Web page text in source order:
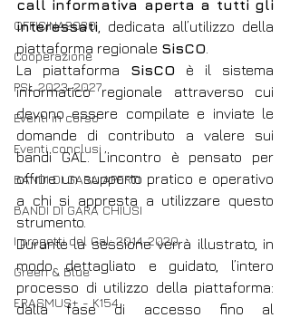
OFFICINA2030
Cooperazione
PSL 2023-2027
Eventi in corso
Eventi conclusi
BANDI DI GARA APERTI
BANDI DI GARA CHIUSI
I progetti del Gal: 2014-2020
Green & Blue
ERASMUS+ - K154
call informativa aperta a tutti gli
interessati , dedicata all’utilizzo della
piattaforma regionale SisCO
La piattaforma SisCO è il sistema
informatico regionale attraverso cui
devono essere compilate e inviate le
domande di contributo a valere sui
bandi GAL. L’incontro è pensato per
offrire un supporto pratico e operativo
a chi si appresta a utilizzare questo
strumento.
Durante la sessione verrà illustrato, in
modo dettagliato e guidato, l’intero
processo di utilizzo della piattaforma:
dalla fase di accesso fino al